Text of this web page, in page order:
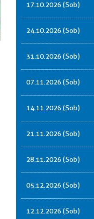
17.10.2026 (Sob)
24.10.2026 (Sob)
31.10.2026 (Sob)
07.11.2026 (Sob)
14.11.2026 (Sob)
21.11.2026 (Sob)
28.11.2026 (Sob)
05.12.2026 (Sob)
12.12.2026 (Sob)